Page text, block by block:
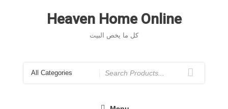
Heaven Home Online
كل ما يخص البيت
for